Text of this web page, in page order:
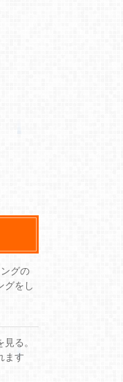
グの
グをし
る。
ます